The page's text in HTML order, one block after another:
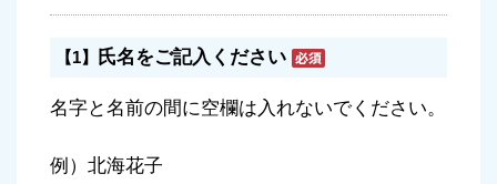
【1】 氏名をご記入ください
名字と名前の間に空欄は入れないでください。
例）北海花子